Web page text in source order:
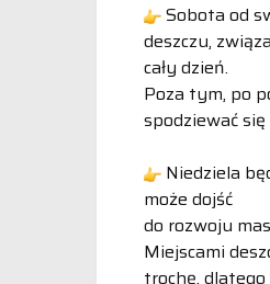
Sobota od
deszczu,
cały dzień.
Poza tym, po
spodziewać się
Niedziela
może dojść
do rozwoju
Miejscami
trochę, dlatego